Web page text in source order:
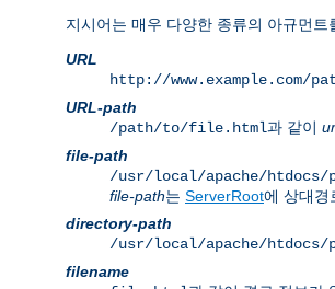
지시어는 매우 다양한 종류의 아규먼
URL
http://www.example.com/
URL-path
/path/to/file.html과 같이
file-path
/usr/local/apache/
file-path는 ServerRoot에 상대경
directory-path
/usr/local/apache/
filename